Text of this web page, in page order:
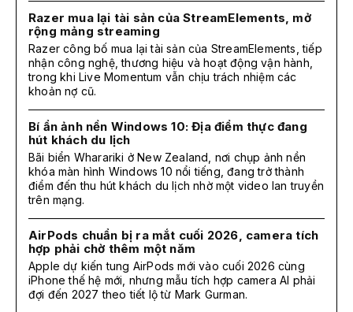
Razer mua lại tài sản của StreamElements, mở
rộng mảng streaming
Razer công bố mua lại tài sản của StreamElements, tiếp
nhận công nghệ, thương hiệu và hoạt động vận hành,
trong khi Live Momentum vẫn chịu trách nhiệm các
khoản nợ cũ.
Bí ẩn ảnh nền Windows 10: Địa điểm thực đang
hút khách du lịch
Bãi biển Wharariki ở New Zealand, nơi chụp ảnh nền
khóa màn hình Windows 10 nổi tiếng, đang trở thành
điểm đến thu hút khách du lịch nhờ một video lan truyền
trên mạng.
AirPods chuẩn bị ra mắt cuối 2026, camera tích
hợp phải chờ thêm một năm
Apple dự kiến tung AirPods mới vào cuối 2026 cùng
iPhone thế hệ mới, nhưng mẫu tích hợp camera AI phải
đợi đến 2027 theo tiết lộ từ Mark Gurman.